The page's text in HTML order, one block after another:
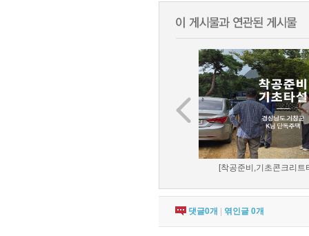
[착공준비,기초콘크리트
댓글0개 엮인글 0개